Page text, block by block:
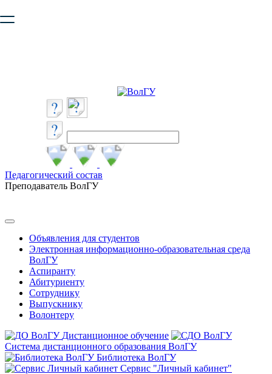
безопасную работу с сайтом. Пожалуйста
Педагогический состав
Преподаватель ВолГУ
Объявления для студентов
Электронная информационно-образовательная среда
ВолГУ
Аспиранту
Абитуриенту
Сотруднику
Выпускнику
Волонтеру
Дистанционное обучение
Система дистанционного образования ВолГУ
Библиотека ВолГУ
Сервис "Личный кабинет"